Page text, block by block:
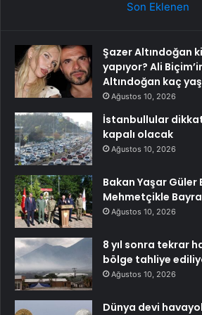
Son Eklenen
Şazer Altındoğan
yapıyor? Ali
Altındoğan kaç
Ağustos 10, 2026
İstanbullular
kapalı olacak
Ağustos 10, 2026
Bakan Yaşar Güler
Mehmetçikle
Ağustos 10, 2026
8 yıl sonra tekrar
bölge tahliye
Ağustos 10, 2026
Dünya devi